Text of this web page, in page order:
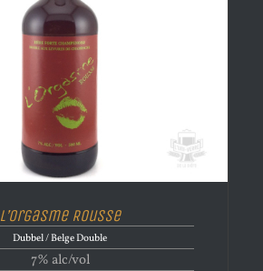
L’orgasme Rousse
Dubbel / Belge Double
7% alc/vol